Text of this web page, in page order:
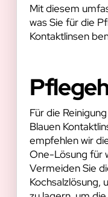
Mit diesem
was Sie für die
Kontaktlinsen
Für die
Blauen
empfehlen wir
One-Lösung für
Vermeiden Sie
Kochsalzlösung,